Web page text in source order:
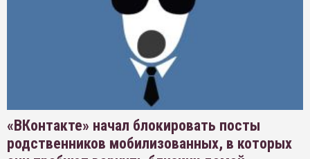
«ВКонтакте» начал блокировать посты
родственников мобилизованных, в которых